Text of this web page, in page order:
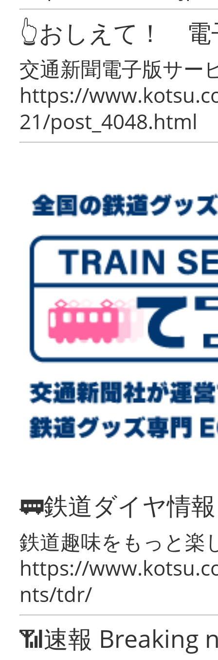
👆おしえて！ 電
交通新聞電子版サー
https://
21/post_4048.html
🚃鉄道ダイヤ情
鉄道趣味をもっと楽
https://
nts/tdr/
📶速報 Breaking